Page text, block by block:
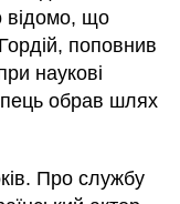
відомо, що
поповнив
наукові
обрав шлях
Про службу